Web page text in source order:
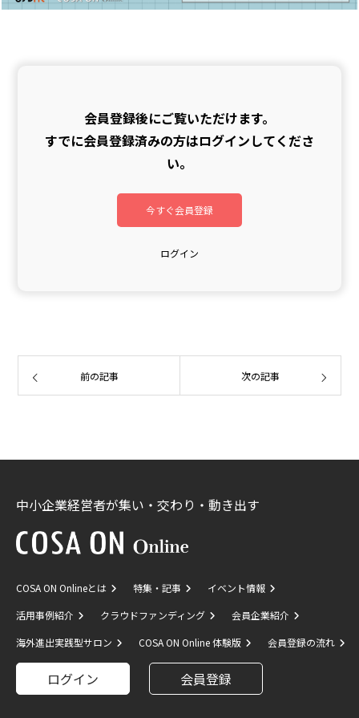
会員登録後にご覧いただけます。
すでに会員登録済みの方はログインしてくださ
い。
今すぐ会員登録
ログイン
前の記事 次の記事
中小企業経営者が集い・交わり・動き出す
COSA ON Onlineとは 特集・記事
イベント情報
活用事例紹介
クラウドファンディング
会員企業紹介
海外進出実践型サロン
COSA ON Online 体験版 会員登録の流れ
ログイン 会員登録